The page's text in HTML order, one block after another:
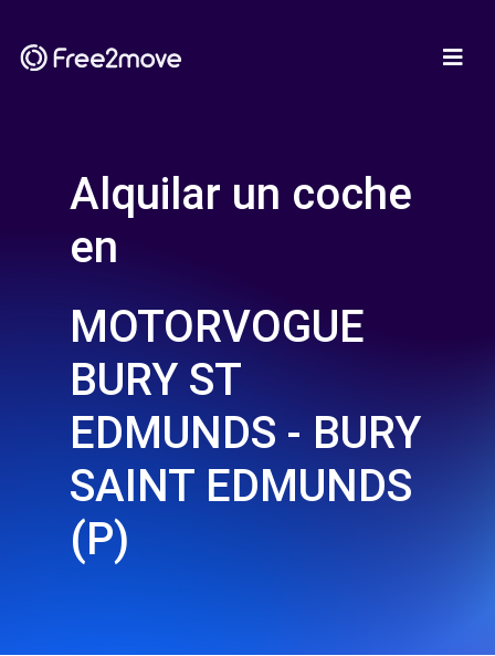
Alquilar un coche
en
MOTORVOGUE
BURY ST
EDMUNDS - BURY
SAINT EDMUNDS
(P)